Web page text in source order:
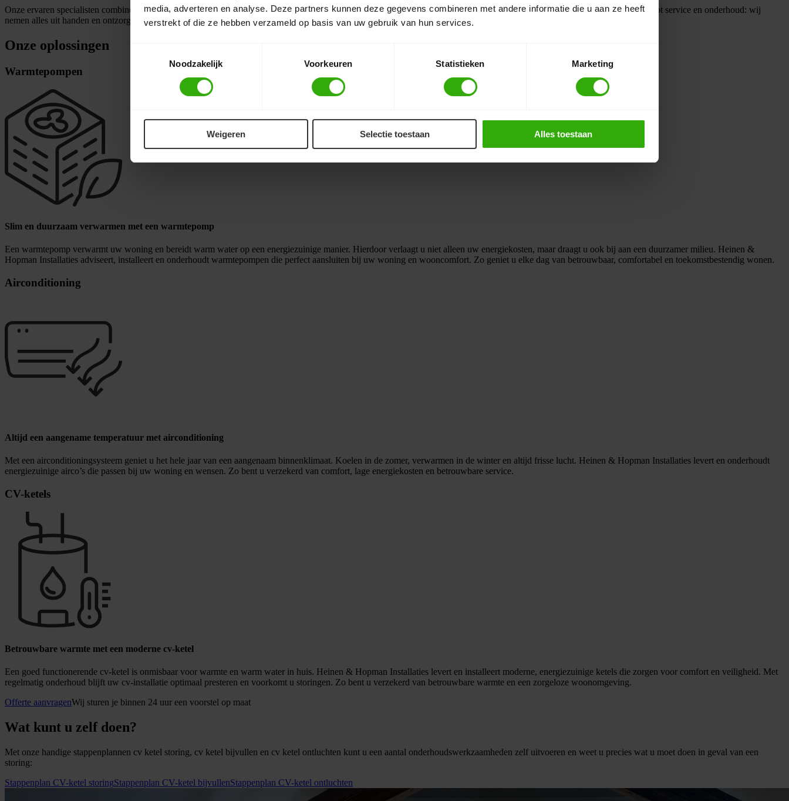
media, adverteren en analyse. Deze partners kunnen deze gegevens combineren met andere informatie die u aan ze heeft
verstrekt of die ze hebben verzameld op basis van uw gebruik van hun services.
Noodzakelijk
Voorkeuren Statistieken Marketing
Weigeren Selectie toestaan Alles toestaan
Onze ervaren specialisten combineren vakmanschap met duurzame techniek, zodat u profiteert van lagere energiekosten en een gezond binnenklimaat. Van advies en installatie tot service en onderhoud: wij
nemen alles uit handen en ontzorgen u volledig. Zo maakt u zorgeloos de stap naar duurzaam wonen.
Onze oplossingen
Warmtepompen
Slim en duurzaam verwarmen met een warmtepomp
Een warmtepomp verwarmt uw woning en bereidt warm water op een energiezuinige manier. Hierdoor verlaagt u niet alleen uw energiekosten, maar draagt u ook bij aan een duurzamer milieu. Heinen &
Hopman Installaties adviseert, installeert en onderhoudt warmtepompen die perfect aansluiten bij uw woning en wooncomfort. Zo geniet u elke dag van betrouwbaar, comfortabel en toekomstbestendig wonen.
Airconditioning
Altijd een aangename temperatuur met airconditioning
Met een airconditioningsysteem geniet u het hele jaar van een aangenaam binnenklimaat. Koelen in de zomer, verwarmen in de winter en altijd frisse lucht. Heinen & Hopman Installaties levert en onderhoudt
energiezuinige airco’s die passen bij uw woning en wensen. Zo bent u verzekerd van comfort, lage energiekosten en betrouwbare service.
CV-ketels
Betrouwbare warmte met een moderne cv-ketel
Een goed functionerende cv-ketel is onmisbaar voor warmte en warm water in huis. Heinen & Hopman Installaties levert en installeert moderne, energiezuinige ketels die zorgen voor comfort en veiligheid. Met
regelmatig onderhoud blijft uw cv-installatie optimaal presteren en voorkomt u storingen. Zo bent u verzekerd van betrouwbare warmte en een zorgeloze woonomgeving.
Offerte aanvragenWij sturen je binnen 24 uur een voorstel op maat
Wat kunt u zelf doen?
Met onze handige stappenplannen cv ketel storing, cv ketel bijvullen en cv ketel ontluchten kunt u een aantal onderhoudswerkzaamheden zelf uitvoeren en weet u precies wat u moet doen in geval van een
storing:
Stappenplan CV-ketel storingStappenplan CV-ketel bijvullenStappenplan CV-ketel ontluchten